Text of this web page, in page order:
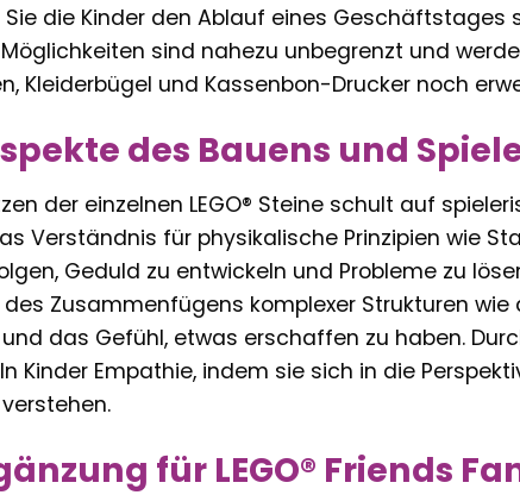
die Kinder den Ablauf eines Geschäftstages
Möglichkeiten sind nahezu unbegrenzt und
Kleiderbügel und Kassenbon-Drucker noch
des Bauens und
der einzelnen LEGO® Steine schult auf
Verständnis für physikalische Prinzipien wie
Geduld zu entwickeln und Probleme zu
des Zusammenfügens komplexer Strukturen
das Gefühl, etwas erschaffen zu haben.
Kinder Empathie, indem sie sich in die
für LEGO® Friends